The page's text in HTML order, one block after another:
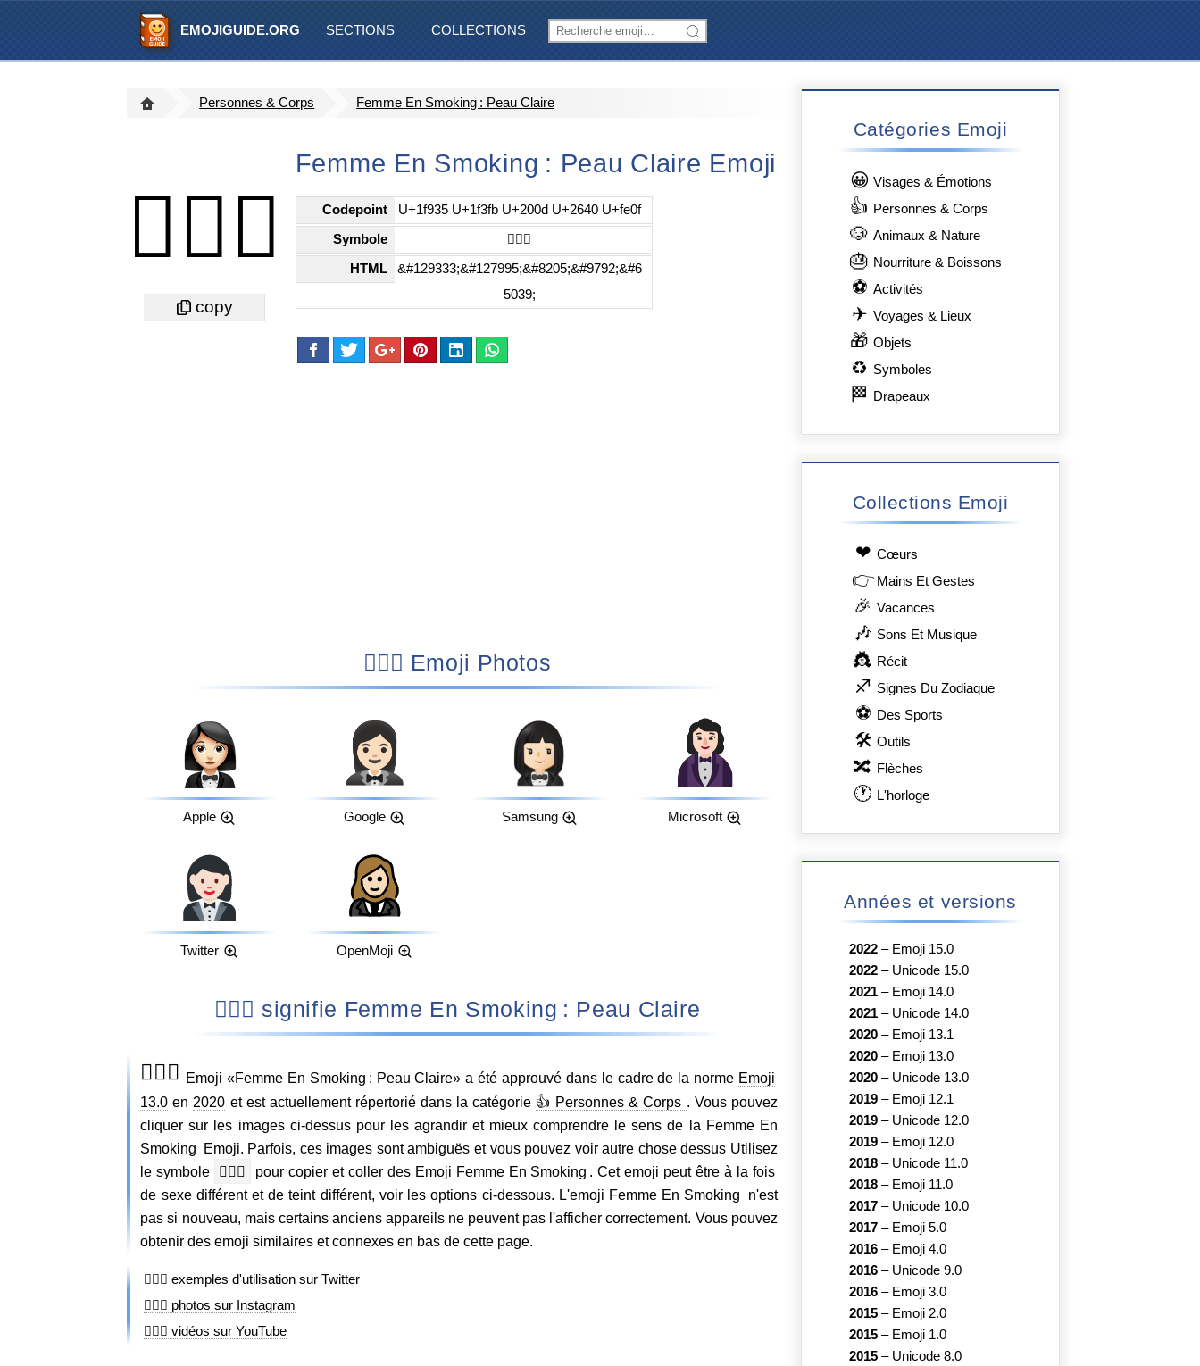
EMOJIGUIDE.ORG SECTIONS COLLECTIONS
Personnes & Corps Femme En Smoking : Peau Claire
🤵🏻‍♀️
Femme En Smoking : Peau Claire Emoji
Codepoint U+1f935 U+1f3fb U+200d U+2640 U+fe0f
Symbole 🤵🏻‍♀️
HTML
&#129333;&#127995;&#8205;&#9792;&#6
5039;
🤵🏻‍♀️ Emoji Photos
Apple Google Samsung Microsoft
Twitter OpenMoji
🤵🏻‍♀️ signifie Femme En Smoking : Peau Claire
🤵🏻‍♀️ Emoji «Femme En Smoking : Peau Claire» a été approuvé dans le cadre de la norme Emoji
13.0 en 2020 et est actuellement répertorié dans la catégorie 👍 Personnes & Corps . Vous pouvez
cliquer sur les images ci-dessus pour les agrandir et mieux comprendre le sens de la Femme En
Smoking Emoji. Parfois, ces images sont ambiguës et vous pouvez voir autre chose dessus Utilisez
le symbole
🤵🏻‍♀️
pour copier et coller des Emoji Femme En Smoking . Cet emoji peut être à la fois
de sexe différent et de teint différent, voir les options ci-dessous. L'emoji Femme En Smoking n'est
pas si nouveau, mais certains anciens appareils ne peuvent pas l'afficher correctement. Vous pouvez
obtenir des emoji similaires et connexes en bas de cette page.
🤵🏻‍♀️ exemples d'utilisation sur Twitter
🤵🏻‍♀️ photos sur Instagram
🤵🏻‍♀️ vidéos sur YouTube
Catégories Emoji
😀 Visages & Émotions
👍 Personnes & Corps
🐶 Animaux & Nature
🎂 Nourriture & Boissons
⚽ Activités
✈ Voyages & Lieux
🎁 Objets
♻ Symboles
🏁 Drapeaux
Collections Emoji
❤ Сœurs
👉 Mains Et Gestes
🎉 Vacances
🎶 Sons Et Musique
👸 Récit
♐ Signes Du Zodiaque
⚽ Des Sports
🛠 Outils
🔀 Flèches
🕐 L'horloge
Années et versions
2022 – Emoji 15.0
2022 – Unicode 15.0
2021 – Emoji 14.0
2021 – Unicode 14.0
2020 – Emoji 13.1
2020 – Emoji 13.0
2020 – Unicode 13.0
2019 – Emoji 12.1
2019 – Unicode 12.0
2019 – Emoji 12.0
2018 – Unicode 11.0
2018 – Emoji 11.0
2017 – Unicode 10.0
2017 – Emoji 5.0
2016 – Emoji 4.0
2016 – Unicode 9.0
2016 – Emoji 3.0
2015 – Emoji 2.0
2015 – Emoji 1.0
2015 – Unicode 8.0